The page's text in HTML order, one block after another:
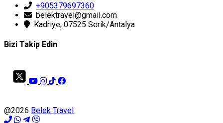
+905379697360
belektravel@gmail.com
Kadriye, 07525 Serik/Antalya
Bizi Takip Edin
@2026 Belek Travel